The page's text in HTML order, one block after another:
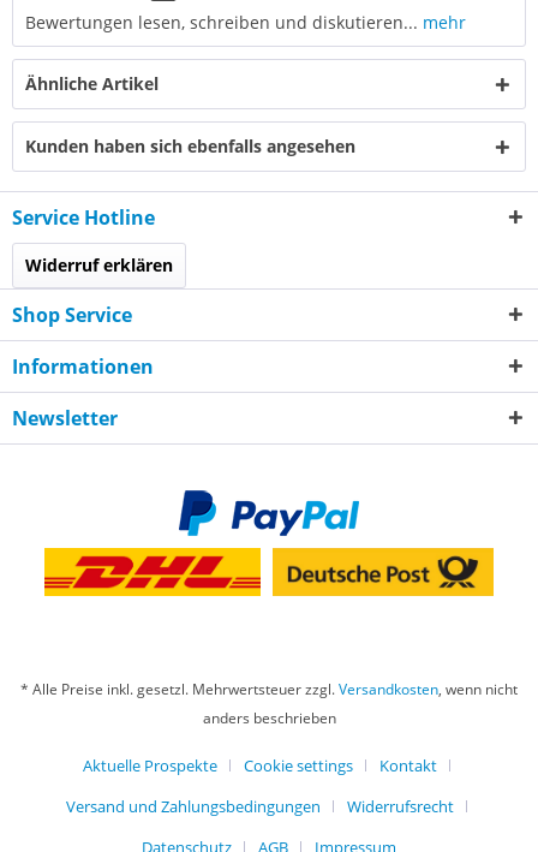
Bewertungen lesen, schreiben und diskutieren... mehr
Ähnliche Artikel
Kunden haben sich ebenfalls angesehen
Service Hotline
Widerruf erklären
Shop Service
Informationen
Newsletter
* Alle Preise inkl. gesetzl. Mehrwertsteuer zzgl.Versandkosten, wenn nicht
anders beschrieben
Aktuelle Prospekte Cookie settings
Kontakt
Versand und Zahlungsbedingungen
Widerrufsrecht
Datenschutz
AGB Impressum